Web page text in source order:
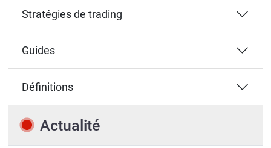
Stratégies de trading
Guides
Définitions
Actualité